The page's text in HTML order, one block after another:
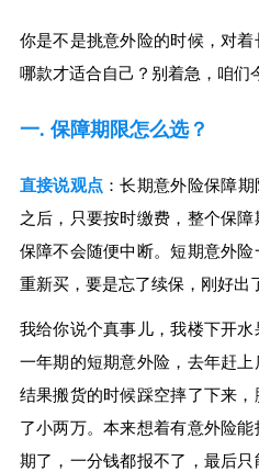
你是不是挑意外险的时候，对
哪款才适合自己？别着急，咱们
一. 保障期限怎么选？
直接说观点 ：长期意外险保障
之后，只要按时缴费，整个保
保障不会随便中断。短期意外
重新买，要是忘了续保，刚好出
我给你说个真事儿，我楼下开
一年期的短期意外险，去年赶上
结果搬货的时候踩空摔了下来
了小两万。本来想着有意外险
期了，一分钱都报不了，最后